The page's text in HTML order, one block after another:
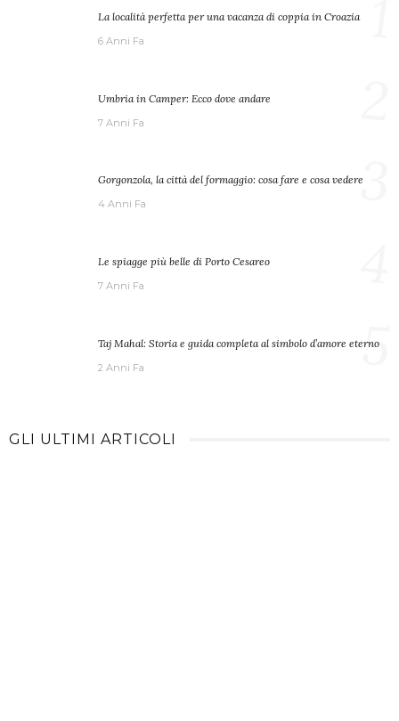
La località perfetta per una vacanza di coppia in Croazia
6 Anni Fa
Umbria in Camper: Ecco dove andare
7 Anni Fa
Gorgonzola, la città del formaggio: cosa fare e cosa vedere
4 Anni Fa 3
Le spiagge più belle di Porto Cesareo
7 Anni Fa
Taj Mahal: Storia e guida completa al simbolo d’amore eterno
2 Anni Fa 5
GLI ULTIMI ARTICOLI